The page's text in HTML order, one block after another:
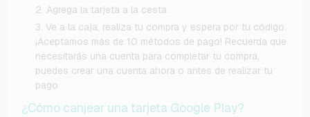
Agrega la tarjeta a la cesta
Ve a la caja, realiza tu compra y espera por tu código.
¡Aceptamos más de 10 métodos de pago! Recuerda que
necesitarás una cuenta para completar tu compra,
puedes crear una cuenta ahora o antes de realizar tu
pago
¿Cómo canjear una tarjeta Google Play?